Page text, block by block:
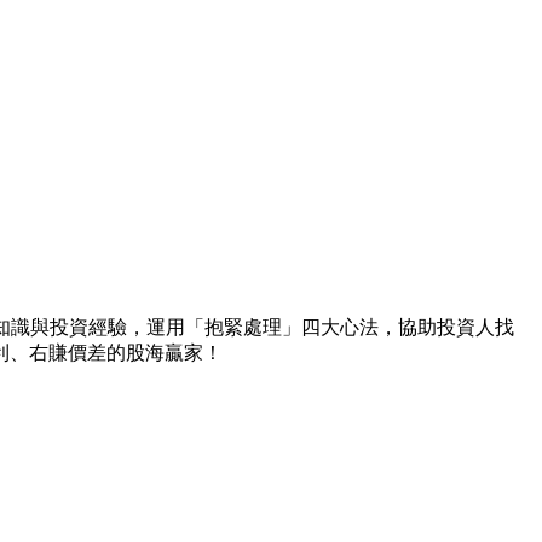
與投資經驗，運用「抱緊處理」四大心法，協助投資人找
右賺價差的股海贏家！